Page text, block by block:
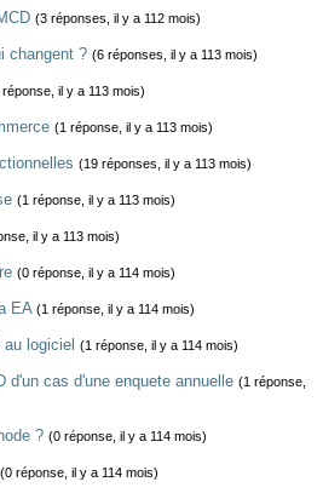
(3 réponses, il y a 112 mois)
changent ? (6 réponses, il y a 113 mois)
il y a 113 mois)
(1 réponse, il y a 113 mois)
(19 réponses, il y a 113 mois)
(1 réponse, il y a 113 mois)
il y a 113 mois)
(0 réponse, il y a 114 mois)
EA (1 réponse, il y a 114 mois)
logiciel (1 réponse, il y a 114 mois)
d'un cas d'une enquete annuelle (1 réponse,
? (0 réponse, il y a 114 mois)
(0 réponse, il y a 114 mois)